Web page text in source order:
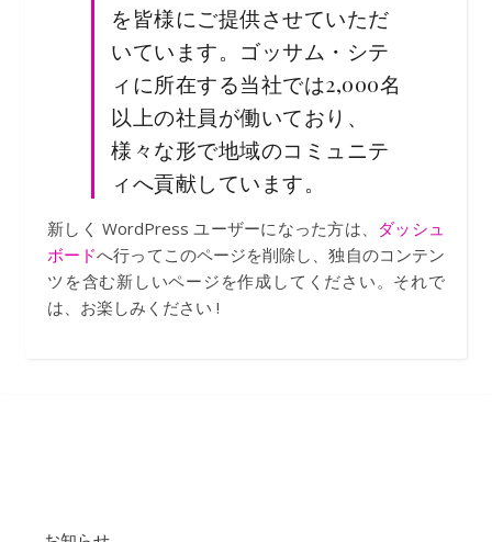
を皆様にご提供させていただ
いています。ゴッサム・シテ
ィに所在する当社では2,000名
以上の社員が働いており、
様々な形で地域のコミュニテ
ィへ貢献しています。
新しく WordPress ユーザーになった方は、 ダッシュ
ボードへ行ってこのページを削除し、独自のコンテン
ツを含む新しいページを作成してください。それで
は、お楽しみください !